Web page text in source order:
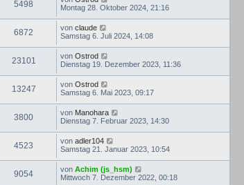
5498
Montag 28. Oktober 2024, 21:16
6872 von claude
Samstag 6. Juli 2024, 14:08
23101 von Ostrod
Dienstag 19. Dezember 2023, 11:36
13247 von Ostrod
Samstag 6. Mai 2023, 09:17
3800 von Manohara
Dienstag 7. Februar 2023, 14:30
4523 von adler104
Samstag 21. Januar 2023, 10:54
9054 von Achim (js_hsm)
Mittwoch 7. Dezember 2022, 00:18